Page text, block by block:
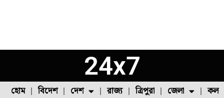
24x7
হোম বিদেশ দেশ রাজ্য ত্রিপুরা জেলা